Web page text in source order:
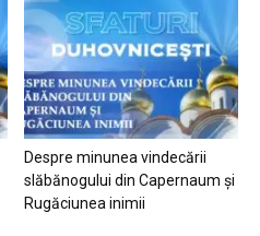
Despre minunea vindecării
slăbănogului din Capernaum și
Rugăciunea inimii